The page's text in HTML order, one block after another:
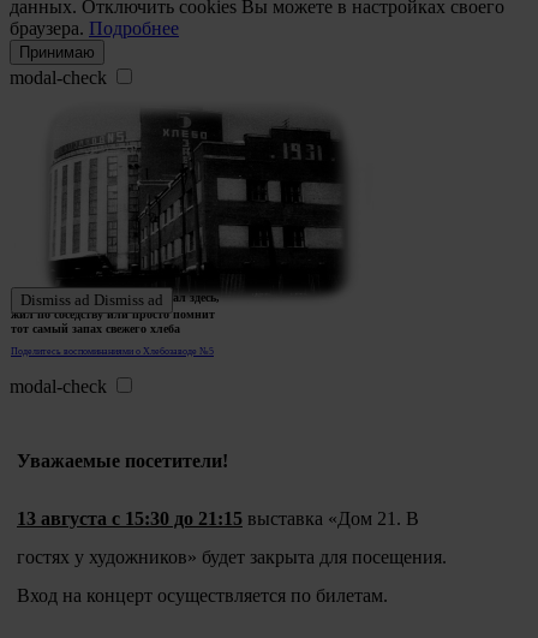
данных. Отключить cookies Вы можете в настройках своего
браузера. Подробнее
Принимаю
modal-check
Поделитесь воспоминаниями о Хлебозаводе №5
Ждем истории тех, кто работал здесь,
жил по соседству или просто помнит
тот самый запах свежего хлеба
Dismiss ad Dismiss ad
modal-check
Уважаемые посетители!
13 августа с 15:30 до 21:15 выставка «Дом 21. В
гостях у художников» будет закрыта для посещения.
Вход на концерт осуществляется по билетам.